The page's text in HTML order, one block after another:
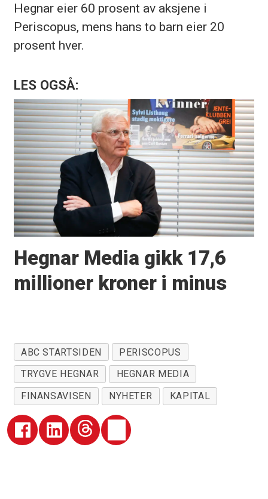
Hegnar eier 60 prosent av aksjene i
Periscopus, mens hans to barn eier 20
prosent hver.
LES OGSÅ:
Hegnar Media gikk 17,6
millioner kroner i minus
ABC STARTSIDEN
PERISCOPUS
TRYGVE HEGNAR
HEGNAR MEDIA
FINANSAVISEN
NYHETER KAPITAL